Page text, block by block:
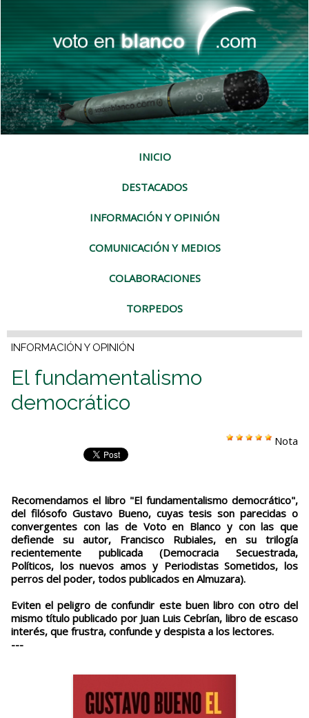
INICIO
DESTACADOS
INFORMACIÓN Y OPINIÓN
COMUNICACIÓN Y MEDIOS
COLABORACIONES
TORPEDOS
INFORMACIÓN Y OPINIÓN
El fundamentalismo
democrático
Nota
Recomendamos el libro "El fundamentalismo democrático",
del filósofo Gustavo Bueno, cuyas tesis son parecidas o
convergentes con las de Voto en Blanco y con las que
defiende su autor, Francisco Rubiales, en su trilogía
recientemente publicada (Democracia Secuestrada,
Políticos, los nuevos amos y Periodistas Sometidos, los
perros del poder, todos publicados en Almuzara).
Eviten el peligro de confundir este buen libro con otro del
mismo título publicado por Juan Luis Cebrían, libro de escaso
interés, que frustra, confunde y despista a los lectores.
---